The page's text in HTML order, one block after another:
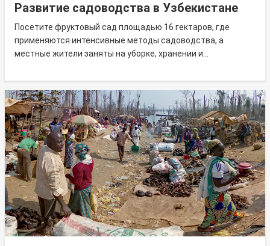
Развитие садоводства в Узбекистане
Посетите фруктовый сад площадью 16 гектаров, где
применяются интенсивные методы садоводства, а
местные жители заняты на уборке, хранении и...